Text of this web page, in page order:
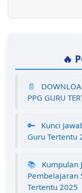
🔥
📄
PPG GURU
🔑
Kunci
Guru Tertentu
📚
Kumpulan
Pembelajaran
Tertentu 2025